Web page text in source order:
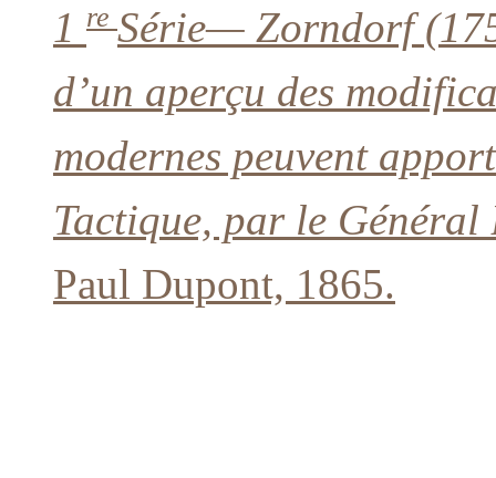
1 re Série— Zorndorf
d’un aperçu des
modernes peuvent
Tactique, par le
Paul Dupont, 1865.